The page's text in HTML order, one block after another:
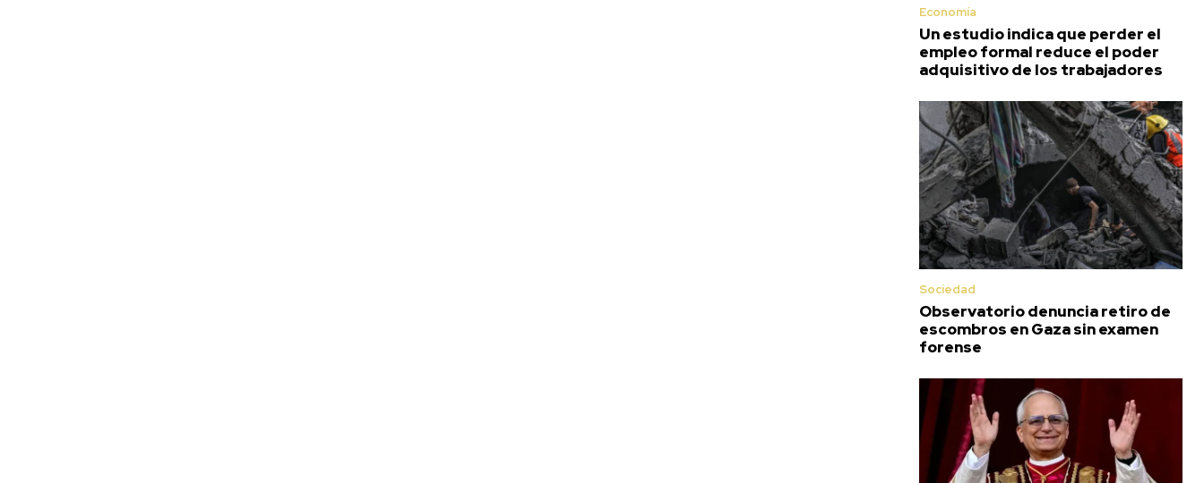
Economía
Un estudio indica que perder el
empleo formal reduce el poder
adquisitivo de los trabajadores
Sociedad
Observatorio denuncia retiro de
escombros en Gaza sin examen
forense